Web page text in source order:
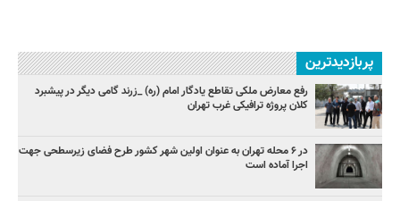
پربازدیدترین
رفع معارض ملکی تقاطع یادگار امام (ره) _زرند گامی دیگر در پیشبرد
کلان پروژه‌ ترافیکی غرب تهران
در ۶ محله تهران به عنوان اولین شهر کشور طرح فضای زیرسطحی جهت
اجرا آماده است